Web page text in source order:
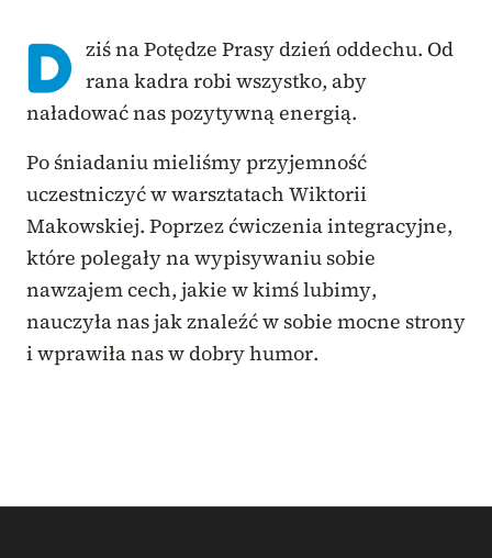
D ziś na Potędze Prasy dzień oddechu. Od
rana kadra robi wszystko, aby
naładować nas pozytywną energią.
Po śniadaniu mieliśmy przyjemność
uczestniczyć w warsztatach Wiktorii
Makowskiej. Poprzez ćwiczenia integracyjne,
które polegały na wypisywaniu sobie
nawzajem cech, jakie w kimś lubimy,
nauczyła nas jak znaleźć w sobie mocne strony
i wprawiła nas w dobry humor.